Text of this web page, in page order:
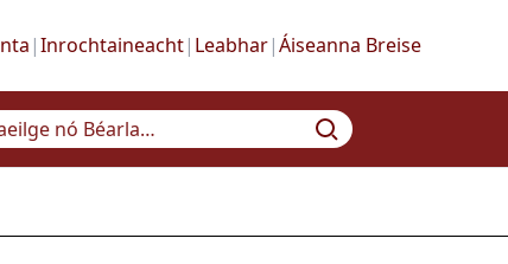
|Inrochtaineacht| Leabhar|Áiseanna Breise